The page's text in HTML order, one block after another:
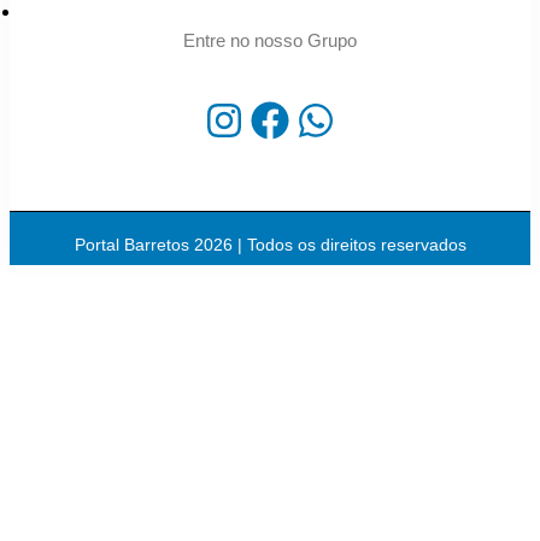
Entre no nosso Grupo
Portal Barretos 2026 | Todos os direitos reservados